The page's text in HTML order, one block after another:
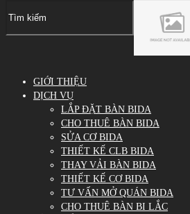
GIỚI THIỆU
DỊCH VỤ
LẮP ĐẶT BÀN BIDA
CHO THUÊ BÀN BIDA
SỬA CƠ BIDA
THIẾT KẾ CLB BIDA
THAY VẢI BÀN BIDA
THIẾT KẾ CƠ BIDA
TƯ VẤN MỞ QUÁN BIDA
CHO THUÊ BÀN BI LẮC